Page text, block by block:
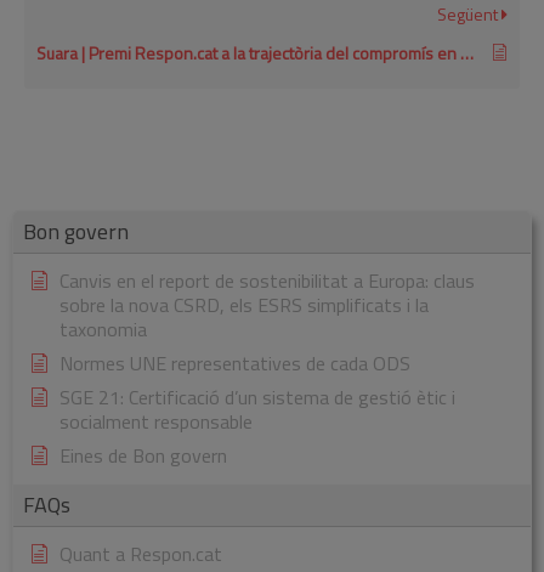
Bon govern
Canvis en el report de sostenibilitat a Europa: claus
sobre la nova CSRD, els ESRS simplificats i la
taxonomia
Normes UNE representatives de cada ODS
SGE 21: Certificació d’un sistema de gestió ètic i
socialment responsable
Eines de Bon govern
FAQs
Quant a Respon.cat
Següent
Suara | Premi Respon.cat a la trajectòria del compromís en RSE per a empreses grans 2021